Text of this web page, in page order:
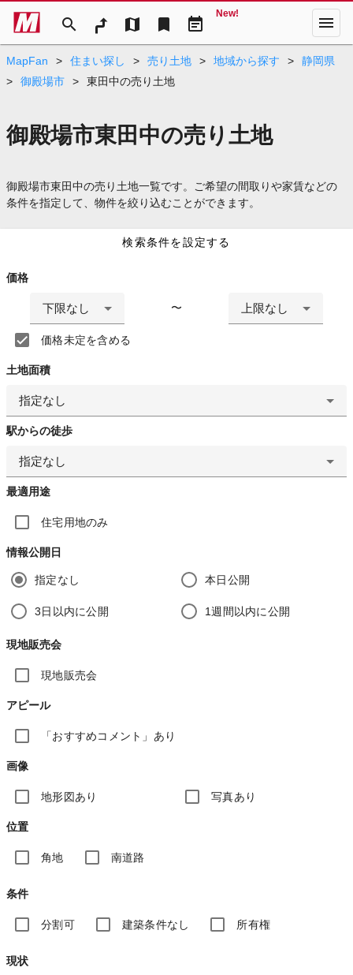
search map bookmark event_note
New! menu
MapFan > 住まい探し > 売り土地 > 地域から探す >
静岡県
>
御殿場市 > 東田中の売り土地
御殿場市東田中の売り土地
御殿場市東田中の売り土地一覧です。ご希望の間取りや家賃などの
条件を指定して、物件を絞り込むことができます。
検索条件を設定する
価格
下限なし 〜 上限なし
価格未定を含める
土地面積
指定なし
駅からの徒歩
指定なし
最適用途
住宅用地のみ
情報公開日
指定なし 本日公開
3日以内に公開 1週間以内に公開
現地販売会
現地販売会
アピール
「おすすめコメント」あり
画像
地形図あり 写真あり
位置
角地 南道路
条件
分割可 建築条件なし 所有権
現状